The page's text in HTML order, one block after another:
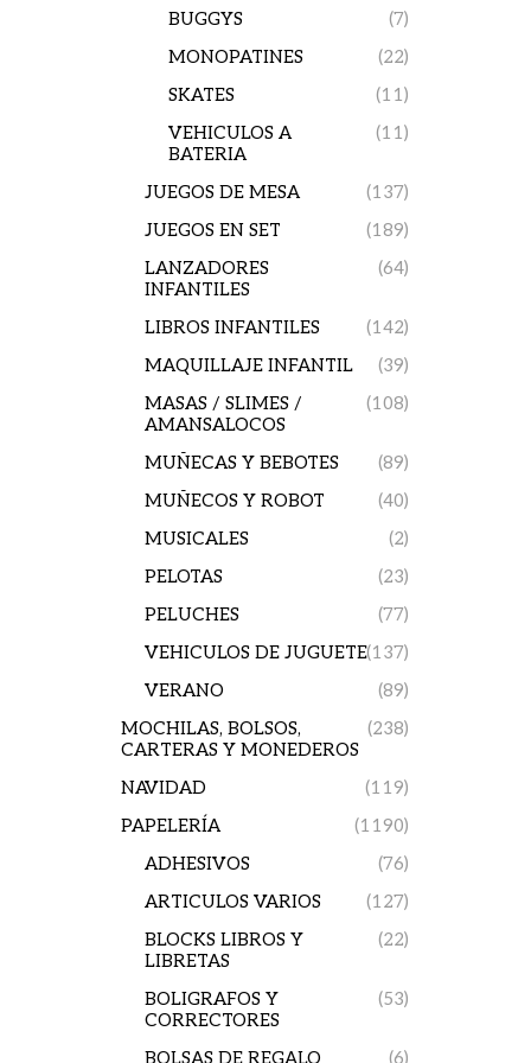
BUGGYS
(7)
MONOPATINES
(22)
SKATES
(11)
VEHICULOS A
BATERIA
(11)
JUEGOS DE MESA
(137)
JUEGOS EN SET
(189)
LANZADORES
INFANTILES
(64)
LIBROS INFANTILES
(142)
MAQUILLAJE INFANTIL
(39)
MASAS / SLIMES /
AMANSALOCOS
(108)
MUÑECAS Y BEBOTES
(89)
MUÑECOS Y ROBOT
(40)
MUSICALES
(2)
PELOTAS
(23)
PELUCHES
(77)
VEHICULOS DE JUGUETE(137)
VERANO
(89)
MOCHILAS, BOLSOS,
CARTERAS Y MONEDEROS
(238)
NAVIDAD
(119)
PAPELERÍA
(1190)
ADHESIVOS
(76)
ARTICULOS VARIOS
(127)
BLOCKS LIBROS Y
LIBRETAS
(22)
BOLIGRAFOS Y
CORRECTORES
(53)
BOLSAS DE REGALO (6)